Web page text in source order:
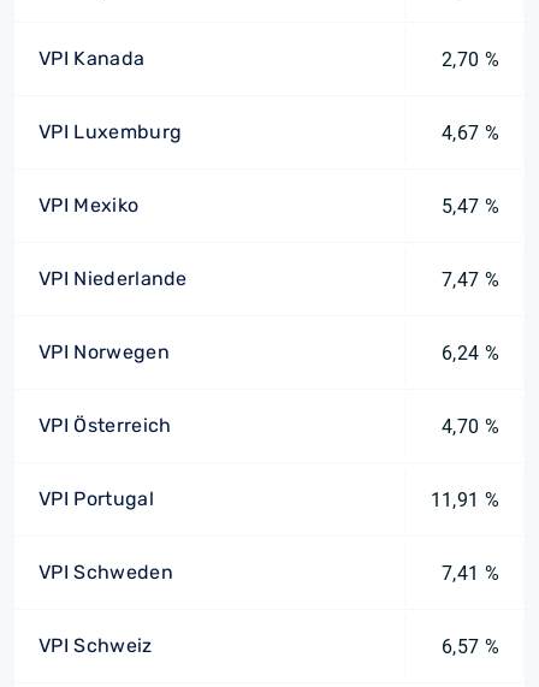
VPI Kanada 2,70 %
VPI Luxemburg 4,67 %
VPI Mexiko 5,47 %
VPI Niederlande 7,47 %
VPI Norwegen 6,24 %
VPI Österreich 4,70 %
VPI Portugal 11,91 %
VPI Schweden 7,41 %
VPI Schweiz 6,57 %